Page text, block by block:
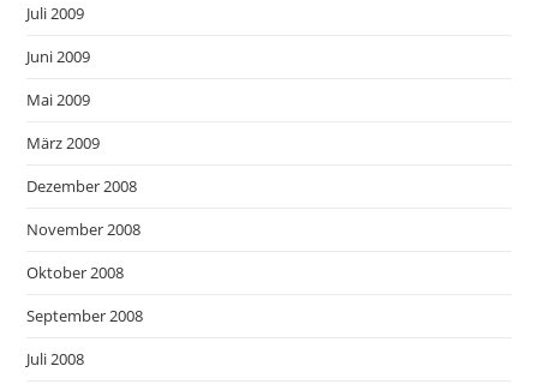
Juli 2009
Juni 2009
Mai 2009
März 2009
Dezember 2008
November 2008
Oktober 2008
September 2008
Juli 2008